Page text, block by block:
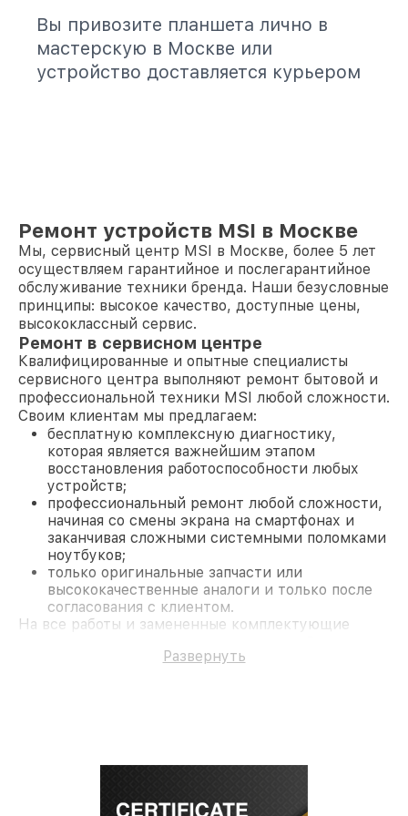
Вы привозите планшета лично в
мастерскую в Москве или
устройство доставляется курьером
Ремонт устройств MSI в Москве
Мы, сервисный центр MSI в Москве, более 5 лет
осуществляем гарантийное и послегарантийное
обслуживание техники бренда. Наши безусловные
принципы: высокое качество, доступные цены,
высококлассный сервис.
Ремонт в сервисном центре
Квалифицированные и опытные специалисты
сервисного центра выполняют ремонт бытовой и
профессиональной техники MSI любой сложности.
Своим клиентам мы предлагаем:
бесплатную комплексную диагностику,
которая является важнейшим этапом
восстановления работоспособности любых
устройств;
профессиональный ремонт любой сложности,
начиная со смены экрана на смартфонах и
заканчивая сложными системными поломками
ноутбуков;
только оригинальные запчасти или
высококачественные аналоги и только после
согласования с клиентом.
На все работы и замененные комплектующие
поломки по условиям гарантии, мы бесплатно
безупречной репутацией;
лицензированное ПО в ремонтно-
Развернуть